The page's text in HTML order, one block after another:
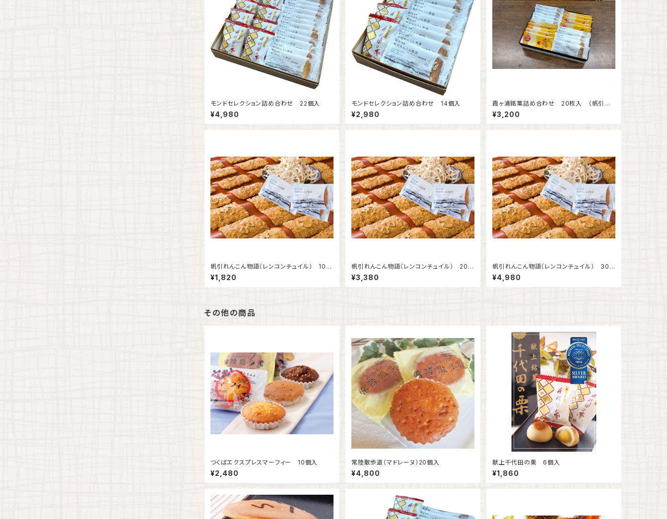
モンドセレクション詰め合わせ 22個入
¥4,980
モンドセレクション詰め合わせ 14個入
¥2,980
霞ヶ浦銘菓詰め合わせ 20枚入 （帆引れ
んこん物語10枚・霞ヶ浦サブレー10枚）
¥3,200
帆引れんこん物語（レンコンチュイル） 10枚
入
¥1,820
帆引れんこん物語（レンコンチュイル） 20枚
入
¥3,380
帆引れんこん物語（レンコンチュイル） 30
枚入
¥4,980
その他の商品
つくばエクスプレスマーフィー 10個入
¥2,480
常陸散歩道（マドレーヌ）20個入
¥4,800
献上千代田の栗 6個入
¥1,860